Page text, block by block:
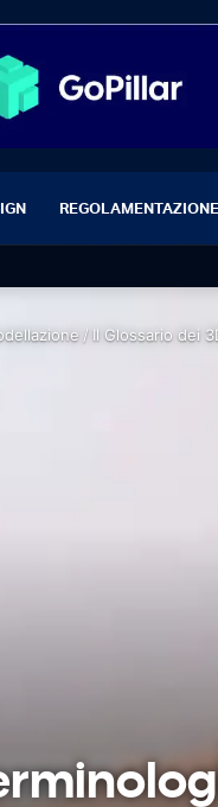
REGOLAMENTAZIONE
/Il Glossario dei